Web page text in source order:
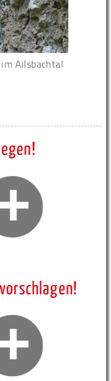
Ailsbachtal